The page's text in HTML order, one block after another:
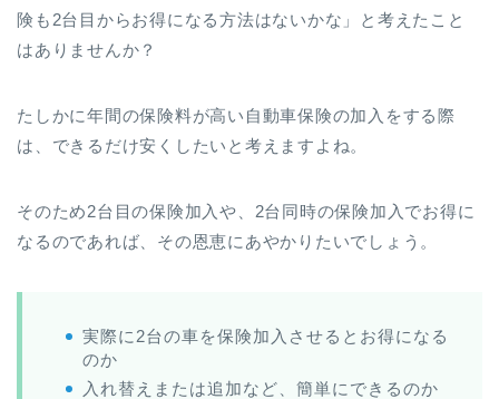
険も2台目からお得になる方法はないかな」と考えたこと
はありませんか？
たしかに年間の保険料が高い自動車保険の加入をする際
は、できるだけ安くしたいと考えますよね。
そのため2台目の保険加入や、2台同時の保険加入でお得に
なるのであれば、その恩恵にあやかりたいでしょう。
実際に2台の車を保険加入させるとお得になる
のか
入れ替えまたは追加など、簡単にできるのか